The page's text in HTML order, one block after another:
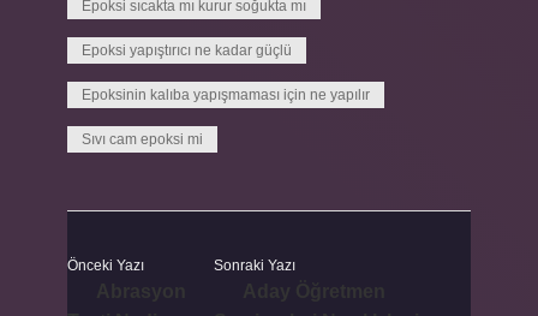
Epoksi sıcakta mı kurur soğukta mı
Epoksi yapıştırıcı ne kadar güçlü
Epoksinin kalıba yapışmaması için ne yapılır
Sıvı cam epoksi mi
Önceki Yazı Sonraki Yazı